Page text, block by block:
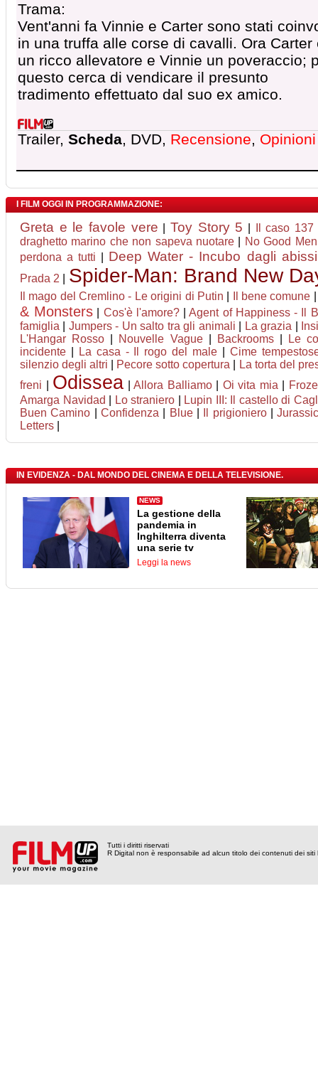
Trama:
Vent'anni fa Vinnie e Carter sono stati
in una truffa alle corse di cavalli. Ora Carter
un ricco allevatore e Vinnie un poveraccio;
questo cerca di vendicare il presunto
tradimento effettuato dal suo ex amico.
Trailer, Scheda, DVD, Recensione, Opinioni
I FILM OGGI IN PROGRAMMAZIONE:
Greta e le favole vere |Toy Story 5 Il caso 137
draghetto marino che non sapeva nuotare
No Good Men
perdona a tutti
Deep Water - Incubo dagli abissi
Prada 2
Spider-Man: Brand New
Il mago del Cremlino - Le origini di Putin Il bene comune
& Monsters Cos'è l'amore?|Agent of Happiness - Il
famiglia
Jumpers - Un salto tra gli animali La grazia
L'Hangar Rosso
Nouvelle Vague| Backrooms|
Le
incidente
La casa - Il rogo del male
Cime
silenzio degli altri
Pecore sotto copertura
La torta del
freni
Odissea Allora Balliamo| Oi vita mia
Amarga Navidad
Lo straniero
Lupin III: Il castello di
Buen Camino
Confidenza Blue| Il prigioniero|
Letters
IN EVIDENZA - DAL MONDO DEL CINEMA E DELLA TELEVISIONE.
NEWS
La gestione della
pandemia in
Inghilterra diventa
una serie tv
Leggi la news
Tutti i diritti riservati
R Digital non è responsabile ad alcun titolo dei contenuti dei siti